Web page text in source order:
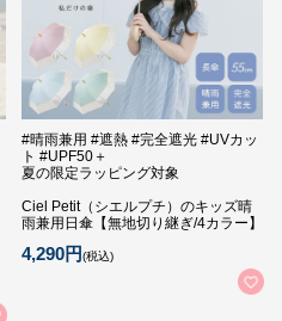
#晴雨兼用 #遮熱 #完全遮光 #UVカッ
ト #UPF50＋
夏の限定ラッピング対象
Ciel Petit（シエルプチ）のキッズ晴
雨兼用日傘【無地切り継ぎ/4カラー】
4,290円(税込)